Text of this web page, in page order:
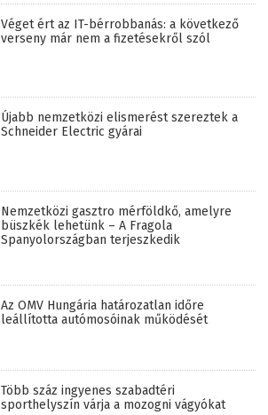
Véget ért az IT-bérrobbanás: a következő
verseny már nem a fizetésekről szól
Újabb nemzetközi elismerést szereztek a
Schneider Electric gyárai
Nemzetközi gasztro mérföldkő, amelyre
büszkék lehetünk – A Fragola
Spanyolországban terjeszkedik
Az OMV Hungária határozatlan időre
leállította autómosóinak működését
Több száz ingyenes szabadtéri
sporthelyszín várja a mozogni vágyókat